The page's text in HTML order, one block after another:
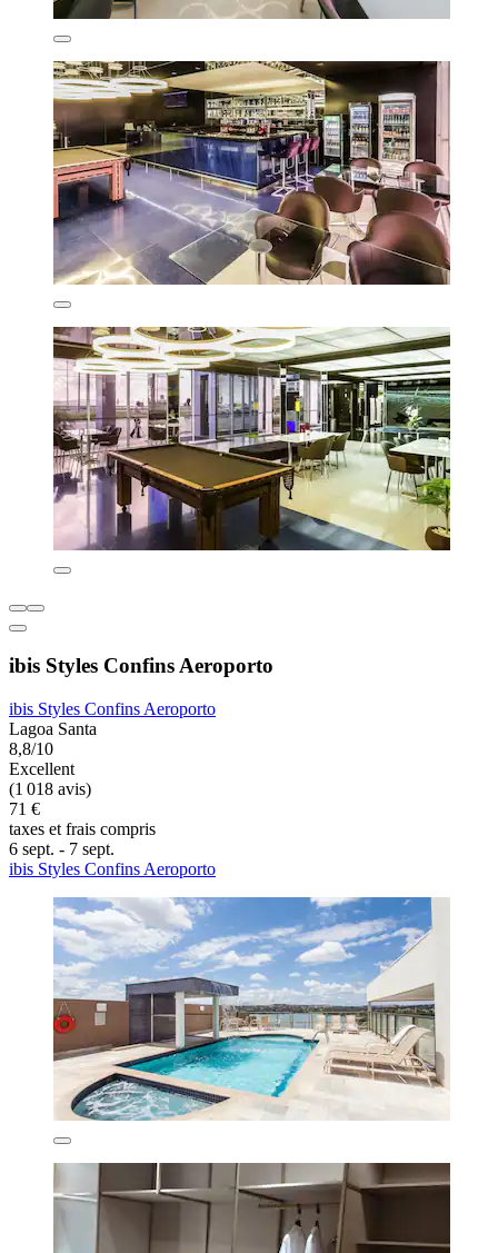
ibis Styles Confins Aeroporto
ibis Styles Confins Aeroporto
Lagoa Santa
8,8/10
Excellent
(1 018 avis)
71 €
taxes et frais compris
6 sept. - 7 sept.
ibis Styles Confins Aeroporto